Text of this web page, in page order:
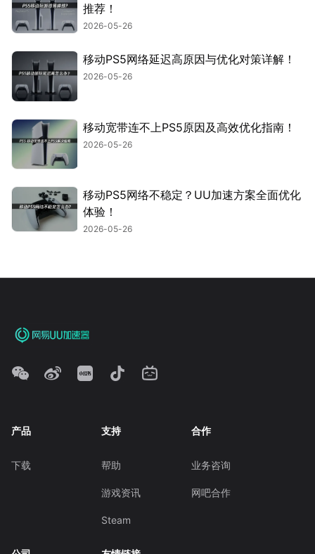
推荐！
2026-05-26
移动PS5网络延迟高原因与优化对策详解！
2026-05-26
移动宽带连不上PS5原因及高效优化指南！
2026-05-26
移动PS5网络不稳定？UU加速方案全面优化
体验！
2026-05-26
产品
下载
支持
帮助
游戏资讯
Steam
合作
业务咨询
网吧合作